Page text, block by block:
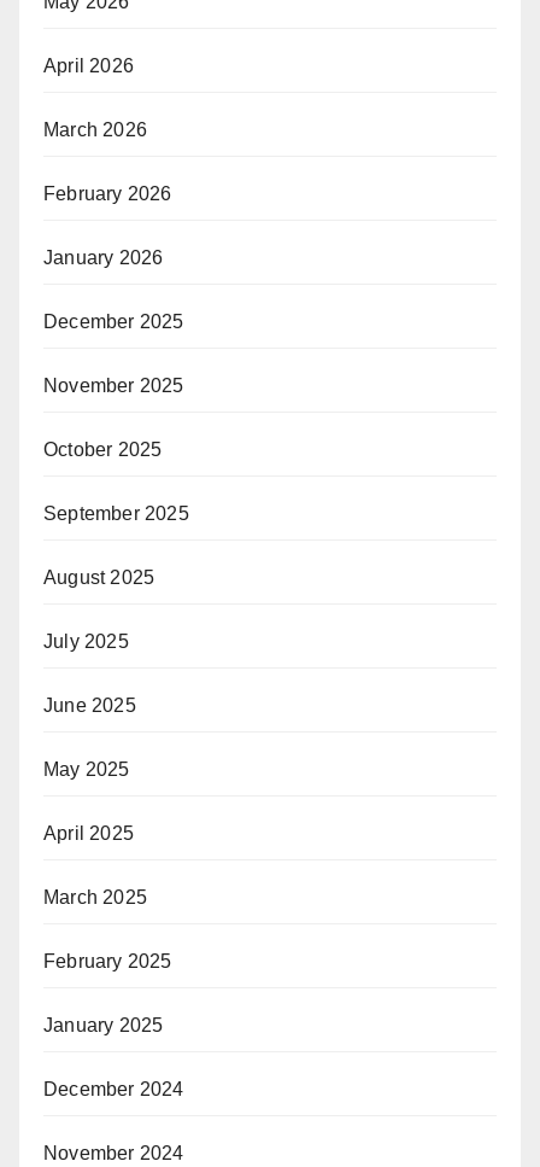
April 2026
March 2026
February 2026
January 2026
December 2025
November 2025
October 2025
September 2025
August 2025
July 2025
June 2025
May 2025
April 2025
March 2025
February 2025
January 2025
December 2024
November 2024